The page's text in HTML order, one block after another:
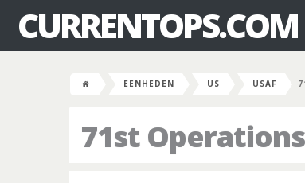
CURRENTOPS.COM
EENHEDEN US USAF
71st